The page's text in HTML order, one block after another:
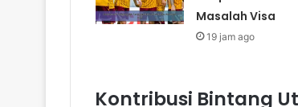
Masalah Visa
19 jam ago
Kontribusi Bintang